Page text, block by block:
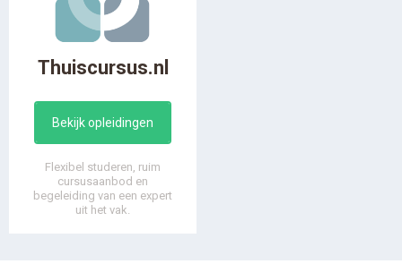
Thuiscursus.nl
Bekijk opleidingen
Flexibel studeren, ruim
cursusaanbod en
begeleiding van een expert
uit het vak.